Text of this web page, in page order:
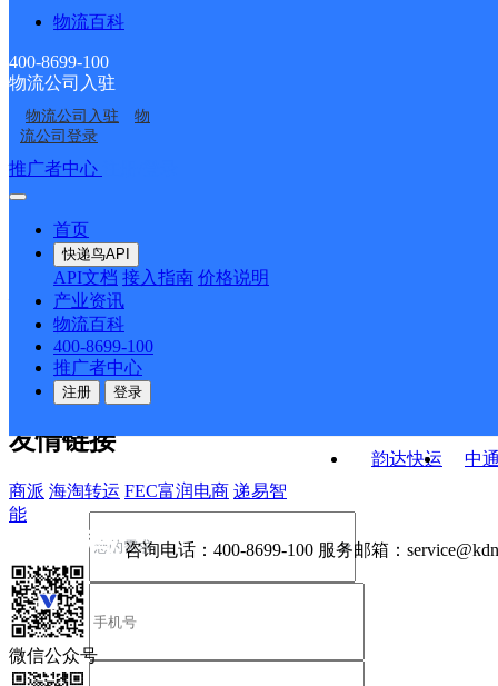
物流百科
400-8699-100
物流公司入驻
物流公司入驻
物
流公司登录
推广者中心
首页
快递鸟API
API文档 接入指南 价格说明
产业资讯
物流百科
400-8699-100
推广者中心
注册 登录
新民邮政支局
利勤邮政支局
利东邮政支局
哈市木兰网点
韵达快运
中
接口API
API接口 DEMO下载
关于我们
公司介绍 企业动态
合作伙伴 快递鸟接口服务协议
户隐私政策
友情链接
商派 海淘转运 FEC富润电商 递易智
能
咨询电话： 400-8699-100 服务邮箱：
微信公众号